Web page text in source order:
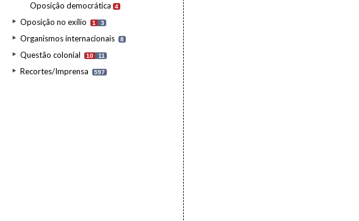
Oposição democrática 4
Oposição no exílio 1 3
Organismos internacionais 8
Questão colonial 10 11
Recortes/Imprensa 597